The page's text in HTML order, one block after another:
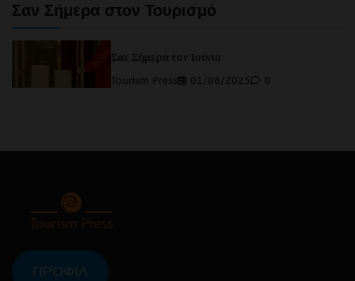
Σαν Σήμερα στον Τουρισμό
Σαν Σήμερα τον Ιούνιο
Tourism Press 01/06/2025 0
ΠΡΟΦΙΛ